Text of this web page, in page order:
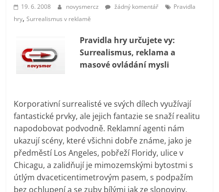
prospívá?
19. 6. 2008 novysmercz žádný komentář
Pravidla
hry,Surrealismus v reklamě
Pravidla hry určujete vy:
Surrealismus, reklama a
masové ovládání mysli
Korporativní surrealisté ve svých dílech využívají
fantastické prvky, ale jejich fantazie se snaží realitu
napodobovat podvodně. Reklamní agenti nám
ukazují scény, které všichni dobře známe, jako je
předměstí Los Angeles, pobřeží Floridy, ulice v
Chicagu, a zalidňují je mimozemskými bytostmi s
útlým dvaceticentimetrovým pasem, s podpažím
bez ochlupení a se zuby bílými jak ze slonoviny.